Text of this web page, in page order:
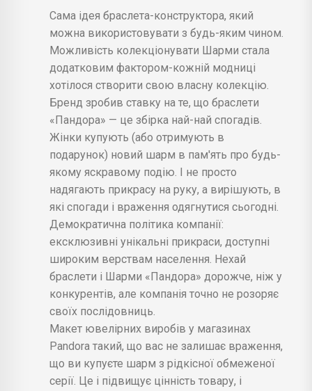
Сама ідея браслета-конструктора, який
можна використовувати з будь-яким чином.
Можливість колекціонувати Шарми стала
додатковим фактором-кожній модниці
хотілося створити свою власну колекцію.
Бренд зробив ставку на те, що браслети
«Пандора» — це збірка най-най спогадів.
Жінки купують (або отримують в
подарунок) новий шарм в пам'ять про будь-
якому яскравому подію. І не просто
надягають прикрасу на руку, а вирішують, в
які спогади і враження одягнутися сьогодні.
Демократична політика компанії:
ексклюзивні унікальні прикраси, доступні
широким верствам населення. Нехай
браслети і Шарми «Пандора» дорожче, ніж у
конкурентів, але компанія точно не розоряє
своїх послідовниць.
Макет ювелірних виробів у магазинах
Pandora такий, що вас не залишає враження,
що ви купуєте шарм з рідкісної обмеженої
серії. Це і підвищує цінність товару, і